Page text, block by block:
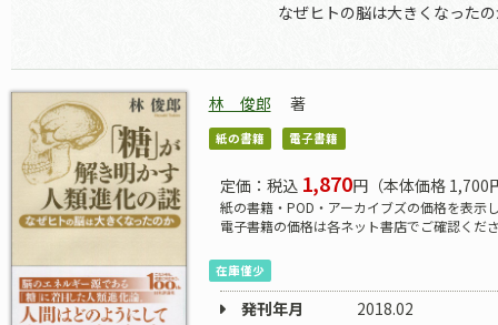
なぜヒトの脳は大きくなった
林 俊郎 著
紙の書籍 電子書籍
定価：税込 1,870円（本体価格 1,700
紙の書籍・POD・アーカイブズの価格を表示
電子書籍の価格は各ネット書店でご確認くだ
在庫僅少
発刊年月
2018.02